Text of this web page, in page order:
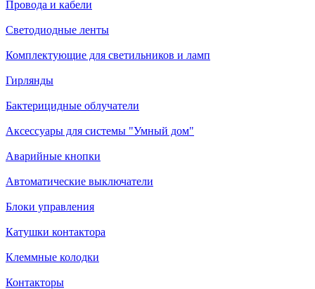
Провода и кабели
Светодиодные ленты
Комплектующие для светильников и ламп
Гирлянды
Бактерицидные облучатели
Аксессуары для системы "Умный дом"
Аварийные кнопки
Автоматические выключатели
Блоки управления
Катушки контактора
Клеммные колодки
Контакторы